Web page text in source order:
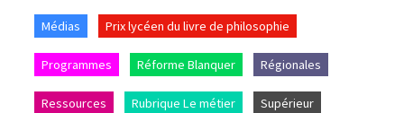
Médias Prix lycéen du livre de philosophie
Programmes Réforme Blanquer Régionales
Ressources Rubrique Le métier Supérieur